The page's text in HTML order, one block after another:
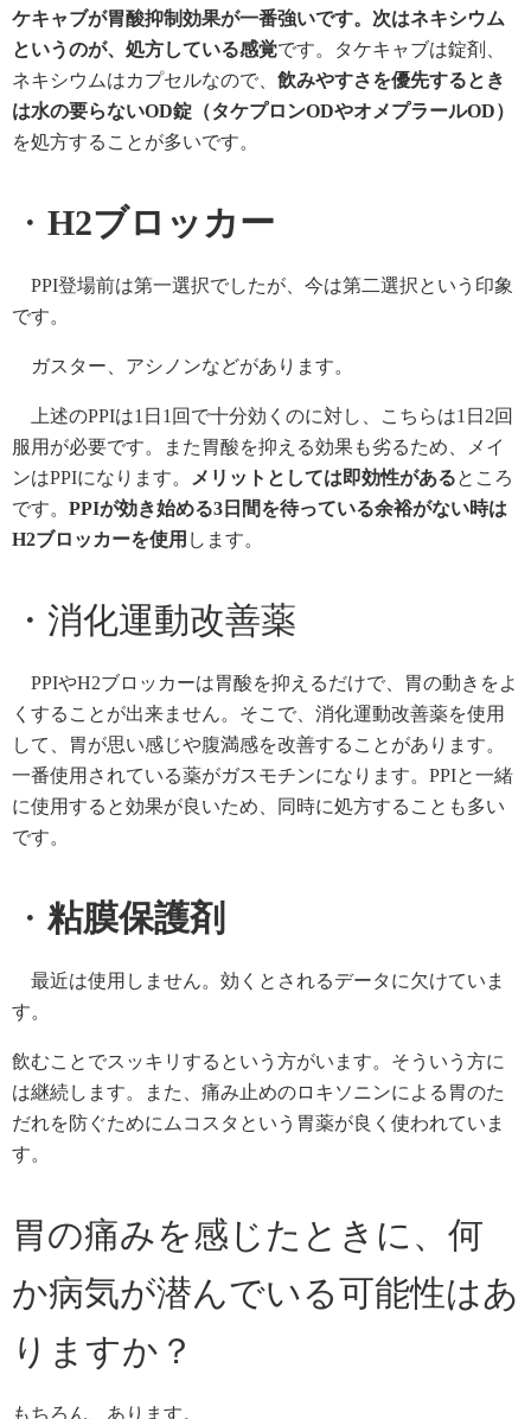
ケキャブが胃酸抑制効果が一番強いです。次はネキシウム
というのが、処方している感覚です。タケキャブは錠剤、
ネキシウムはカプセルなので、 飲みやすさを優先するとき
は水の要らないOD錠（タケプロンODやオメプラールOD）
を処方することが多いです。
・ H2ブロッカー
PPI登場前は第一選択でしたが、今は第二選択という印象
です。
ガスター、アシノンなどがあります。
上述のPPIは1日1回で十分効くのに対し、こちらは1日2回
服用が必要です。また胃酸を抑える効果も劣るため、メイ
ンはPPIになります。
メリットとしては即効性があるところ
です。 PPIが効き始める3日間を待っている余裕がない時は
H2ブロッカーを使用 します。
・消化運動改善薬
PPIやH2ブロッカーは胃酸を抑えるだけで、胃の動きをよ
くすることが出来ません。そこで、消化運動改善薬を使用
して、胃が思い感じや腹満感を改善することがあります。
一番使用されている薬がガスモチンになります。PPIと一緒
に使用すると効果が良いため、同時に処方することも多い
です。
・ 粘膜保護剤
最近は使用しません。効くとされるデータに欠けていま
す。
飲むことでスッキリするという方がいます。そういう方に
は継続します。また、痛み止めのロキソニンによる胃のた
だれを防ぐためにムコスタという胃薬が良く使われていま
す。
胃の痛みを感じたときに、何
か病気が潜んでいる可能性はあ
りますか？
もちろん、あります。